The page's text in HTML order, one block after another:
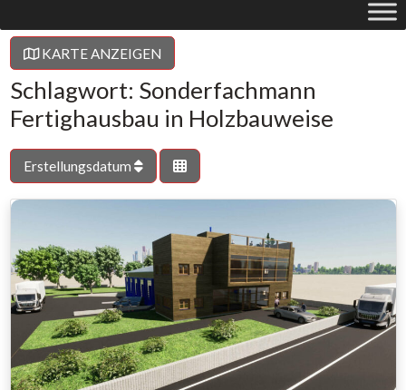
KARTE ANZEIGEN
Schlagwort: Sonderfachmann
Fertighausbau in Holzbauweise
Erstellungsdatum